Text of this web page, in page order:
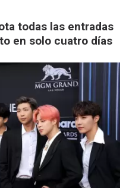
todas las entradas
en solo cuatro días